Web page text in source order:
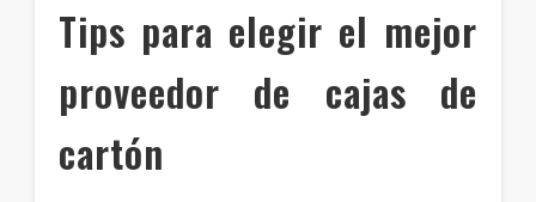
Tips para elegir el mejor
proveedor de cajas de
cartón